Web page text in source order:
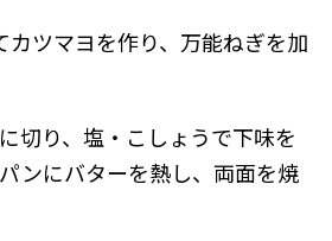
カツマヨを作り、万能ねぎを加
切り、塩・こしょうで下味を
ンにバターを熱し、両面を焼